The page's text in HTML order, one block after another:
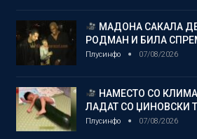
МАДОНА САКАЛА
РОДМАН И БИЛА
Плусинфо 07/08/2026
НАМЕСТО СО
ЛАДАТ СО ЏИНОВСКИ
Плусинфо 07/08/2026